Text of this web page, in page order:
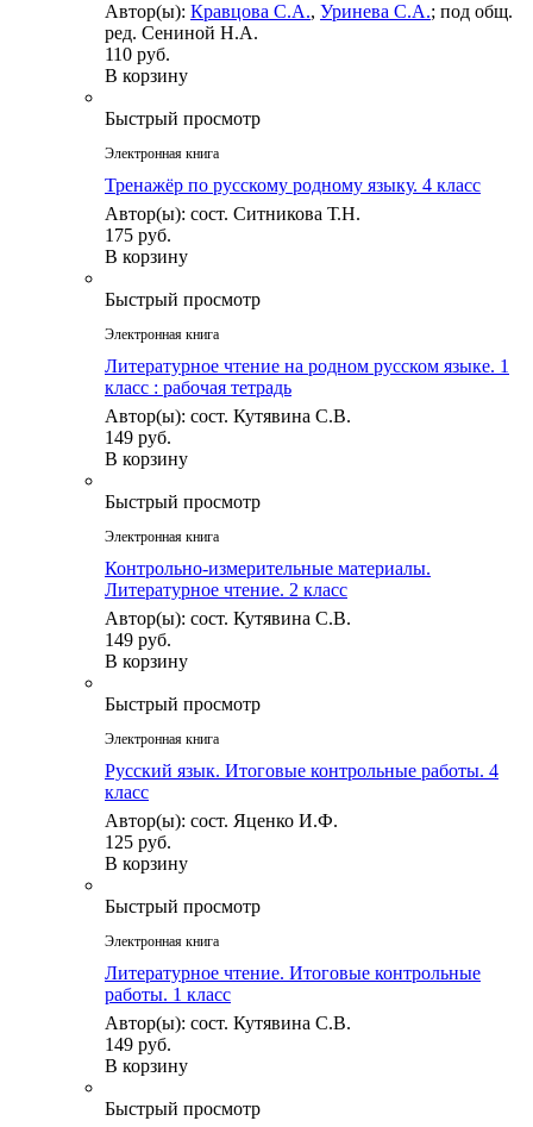
Автор(ы): Кравцова С.А., Уринева С.А.; под общ.
ред. Сениной Н.А.
110 руб.
В корзину
Быстрый просмотр
Электронная книга
Тренажёр по русскому родному языку. 4 класс
Автор(ы): сост. Ситникова Т.Н.
175 руб.
В корзину
Быстрый просмотр
Электронная книга
Литературное чтение на родном русском языке. 1
класс : рабочая тетрадь
Автор(ы): сост. Кутявина С.В.
149 руб.
В корзину
Быстрый просмотр
Электронная книга
Контрольно-измерительные материалы.
Литературное чтение. 2 класс
Автор(ы): сост. Кутявина С.В.
149 руб.
В корзину
Быстрый просмотр
Электронная книга
Русский язык. Итоговые контрольные работы. 4
класс
Автор(ы): сост. Яценко И.Ф.
125 руб.
В корзину
Быстрый просмотр
Электронная книга
Литературное чтение. Итоговые контрольные
работы. 1 класс
Автор(ы): сост. Кутявина С.В.
149 руб.
В корзину
Быстрый просмотр